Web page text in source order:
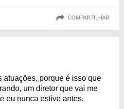
COMPARTILHAR
atuações, porque é isso que
um diretor que vai me
eu nunca estive antes.